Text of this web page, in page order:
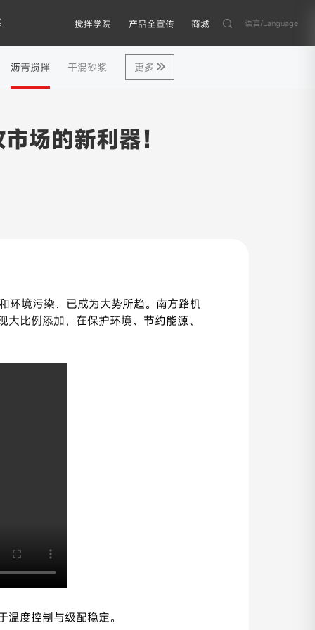
搅拌学院 产品全宣传 商城 语言/Language
沥青搅拌 干混砂浆 更多
场的新利器！
环境污染，已成为大势所趋。南方路机
比例添加，在保护环境、节约能源、
度控制与级配稳定。